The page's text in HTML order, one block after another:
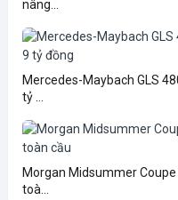
nâng...
Mercedes-Maybach GLS
tỷ ...
Morgan Midsummer
toà...